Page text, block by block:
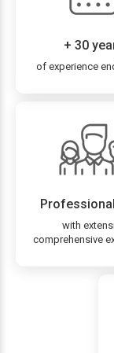
+ 30
of experience
with
comprehensive